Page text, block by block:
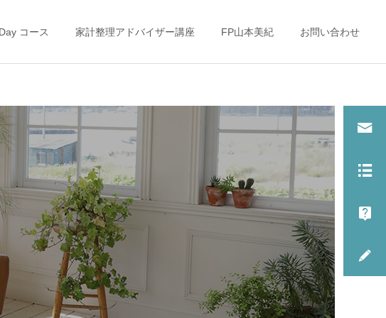
コース 家計整理アドバイザー講座 FP山本美紀 お問い合わせ
抜け出す
る
子どもとお金（教育
費・金銭教育）
大学入学前に１００万
円！？忘れがちな○○○費用
子どもとお金（教育
費・金銭教育）
「これからの働き方」を考
えるママ達へ